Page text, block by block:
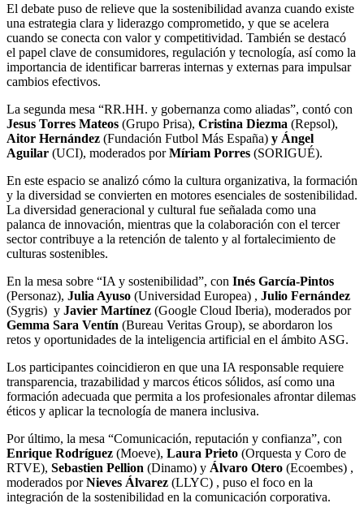
El debate puso de relieve que la sostenibilidad avanza cuando existe
una estrategia clara y liderazgo comprometido, y que se acelera
cuando se conecta con valor y competitividad. También se destacó
el papel clave de consumidores, regulación y tecnología, así como la
importancia de identificar barreras internas y externas para impulsar
cambios efectivos.
La segunda mesa “RR.HH. y gobernanza como aliadas”, contó con
Jesus Torres Mateos (Grupo Prisa), Cristina Diezma (Repsol),
Aitor Hernández (Fundación Futbol Más España) y Ángel
Aguilar (UCI), moderados porMíriam Porres (SORIGUÉ).
En este espacio se analizó cómo la cultura organizativa, la formación
y la diversidad se convierten en motores esenciales de sostenibilidad.
La diversidad generacional y cultural fue señalada como una
palanca de innovación, mientras que la colaboración con el tercer
sector contribuye a la retención de talento y al fortalecimiento de
culturas sostenibles.
En la mesa sobre “IA y sostenibilidad”, con Inés García-Pintos
(Personaz), Julia Ayuso (Universidad Europea) , Julio Fernández
(Sygris) y Javier Martínez (Google Cloud Iberia), moderados por
Gemma Sara Ventín (Bureau Veritas Group), se abordaron los
retos y oportunidades de la inteligencia artificial en el ámbito ASG.
Los participantes coincidieron en que una IA responsable requiere
transparencia, trazabilidad y marcos éticos sólidos, así como una
formación adecuada que permita a los profesionales afrontar dilemas
éticos y aplicar la tecnología de manera inclusiva.
Por último, la mesa “Comunicación, reputación y confianza”, con
Enrique Rodríguez (Moeve), Laura Prieto (Orquesta y Coro de
RTVE), Sebastien Pellion (Dinamo) y Álvaro Otero (Ecoembes) ,
moderados porNieves Álvarez (LLYC) , puso el foco en la
integración de la sostenibilidad en la comunicación corporativa.